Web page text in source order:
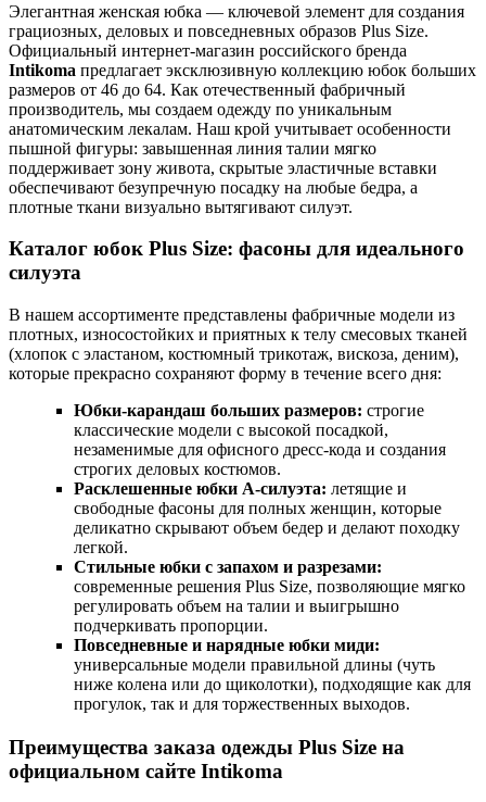
Элегантная женская юбка — ключевой элемент для создания
грациозных, деловых и повседневных образов Plus Size.
Официальный интернет-магазин российского бренда
Intikoma предлагает эксклюзивную коллекцию юбок больших
размеров от 46 до 64. Как отечественный фабричный
производитель, мы создаем одежду по уникальным
анатомическим лекалам. Наш крой учитывает особенности
пышной фигуры: завышенная линия талии мягко
поддерживает зону живота, скрытые эластичные вставки
обеспечивают безупречную посадку на любые бедра, а
плотные ткани визуально вытягивают силуэт.
Каталог юбок Plus Size: фасоны для идеального
силуэта
В нашем ассортименте представлены фабричные модели из
плотных, износостойких и приятных к телу смесовых тканей
(хлопок с эластаном, костюмный трикотаж, вискоза, деним),
которые прекрасно сохраняют форму в течение всего дня:
Юбки-карандаш больших размеров: строгие
классические модели с высокой посадкой,
незаменимые для офисного дресс-кода и создания
строгих деловых костюмов.
Расклешенные юбки А-силуэта: летящие и
свободные фасоны для полных женщин, которые
деликатно скрывают объем бедер и делают походку
легкой.
Стильные юбки с запахом и разрезами:
современные решения Plus Size, позволяющие мягко
регулировать объем на талии и выигрышно
подчеркивать пропорции.
Повседневные и нарядные юбки миди:
универсальные модели правильной длины (чуть
ниже колена или до щиколотки), подходящие как для
прогулок, так и для торжественных выходов.
Преимущества заказа одежды Plus Size на
официальном сайте Intikoma